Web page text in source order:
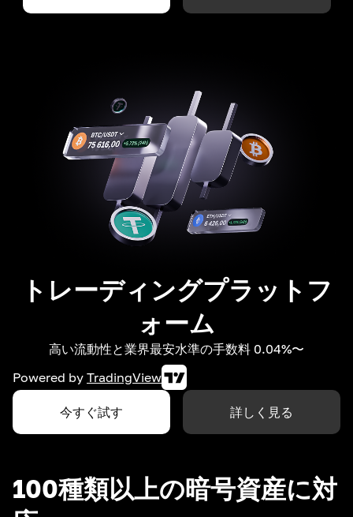
トレーディングプラットフ
ォーム
高い流動性と業界最安水準の手数料 0.04%〜
Powered by TradingView
今すぐ試す 詳しく見る
100種類以上の暗号資産に対